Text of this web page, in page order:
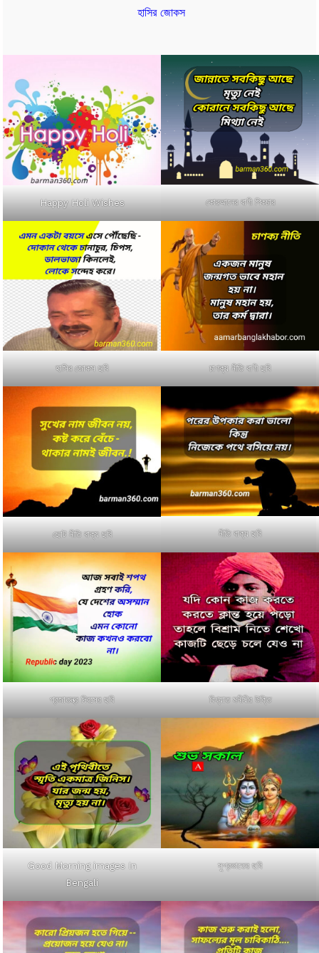
হাসির জোকস
Happy Holi Wishes কোরআনের বাণী পিকচার
হাসির জোকস ছবি চাণক্য নীতি বাণী ছবি
ছোট নীতি বাক্য ছবি নীতি বাক্য ছবি
প্রজাতন্ত্র দিবসের ছবি বিখ্যাত মনীষীর উক্তি
Good Morning images In
Bengali
সুপ্রভাতের ছবি